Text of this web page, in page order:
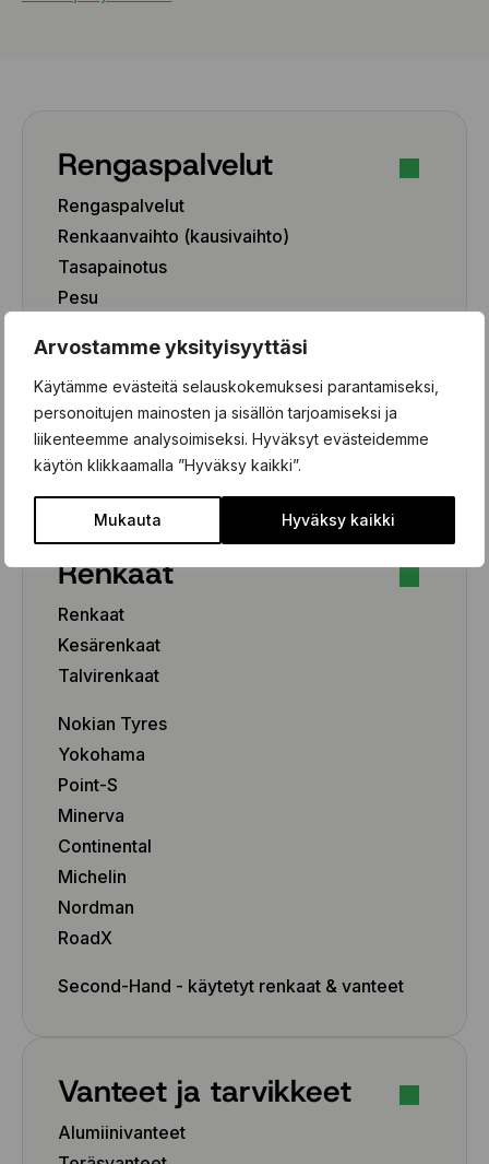
Arvostamme yksityisyyttäsi
Käytämme evästeitä selauskokemuksesi parantamiseksi,
personoitujen mainosten ja sisällön tarjoamiseksi ja
liikenteemme analysoimiseksi. Hyväksyt evästeidemme
käytön klikkaamalla ”Hyväksy kaikki”.
Mukauta Hyväksy kaikki
Rengaspalvelut
Rengaspalvelut
Renkaanvaihto (kausivaihto)
Tasapainotus
Pesu
Paikka-aineen poisto
Rengashotelli
Henkilöauto
Pakettiauto/SUV/EV
Renkaat
Renkaat
Kesärenkaat
Talvirenkaat
Nokian Tyres
Yokohama
Point-S
Minerva
Continental
Michelin
Nordman
RoadX
Second-Hand - käytetyt renkaat & vanteet
Vanteet ja tarvikkeet
Alumiinivanteet